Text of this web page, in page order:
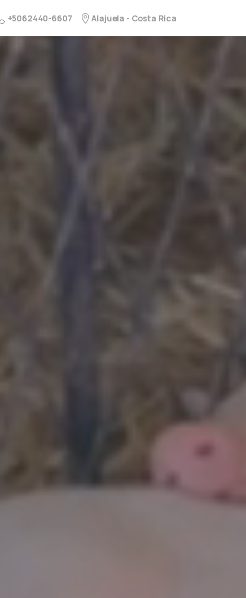
+5062440-6607 Alajuela - Costa Rica